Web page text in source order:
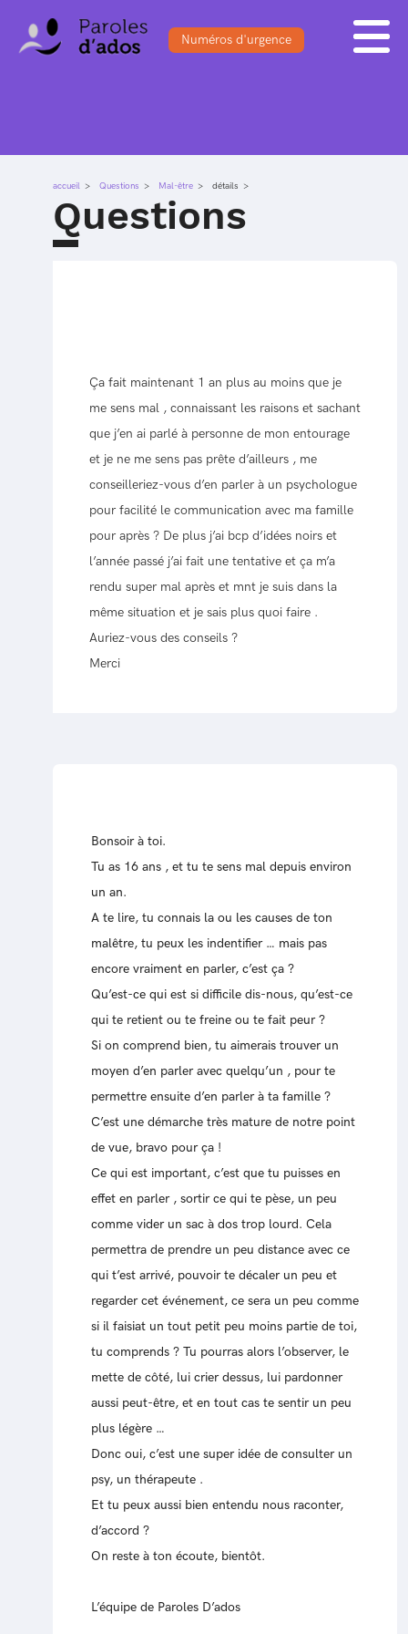
Numéros d'urgence
ACCUEIL
SONDAGES
accueil Questions Mal-être détails
Questions
Ça fait maintenant 1 an plus au moins que je
me sens mal , connaissant les raisons et sachant
que j’en ai parlé à personne de mon entourage
et je ne me sens pas prête d’ailleurs , me
conseilleriez-vous d’en parler à un psychologue
pour facilité le communication avec ma famille
pour après ? De plus j’ai bcp d’idées noirs et
l’année passé j’ai fait une tentative et ça m’a
rendu super mal après et mnt je suis dans la
même situation et je sais plus quoi faire .
Auriez-vous des conseils ?
Merci
Bonsoir à toi.
Tu as 16 ans , et tu te sens mal depuis environ
un an.
A te lire, tu connais la ou les causes de ton
malêtre, tu peux les indentifier … mais pas
encore vraiment en parler, c’est ça ?
Qu’est-ce qui est si difficile dis-nous, qu’est-ce
qui te retient ou te freine ou te fait peur ?
Si on comprend bien, tu aimerais trouver un
moyen d’en parler avec quelqu’un , pour te
permettre ensuite d’en parler à ta famille ?
C’est une démarche très mature de notre point
de vue, bravo pour ça !
Ce qui est important, c’est que tu puisses en
effet en parler , sortir ce qui te pèse, un peu
comme vider un sac à dos trop lourd. Cela
permettra de prendre un peu distance avec ce
qui t’est arrivé, pouvoir te décaler un peu et
regarder cet événement, ce sera un peu comme
si il faisiat un tout petit peu moins partie de toi,
tu comprends ? Tu pourras alors l’observer, le
mette de côté, lui crier dessus, lui pardonner
aussi peut-être, et en tout cas te sentir un peu
plus légère …
Donc oui, c’est une super idée de consulter un
psy, un thérapeute .
Et tu peux aussi bien entendu nous raconter,
d’accord ?
On reste à ton écoute, bientôt.
L’équipe de Paroles D’ados